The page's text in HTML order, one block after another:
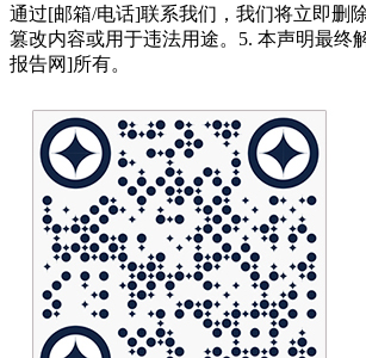
通过[邮箱/电话]联系我们，我们将立即删
篡改内容或用于违法用途。5. 本声明最终
报告网]所有。